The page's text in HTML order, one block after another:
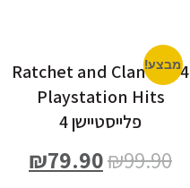
מבצע!
Ratchet and Clank PS4
Playstation Hits
פלייסטיישן 4
₪99.90
₪79.90